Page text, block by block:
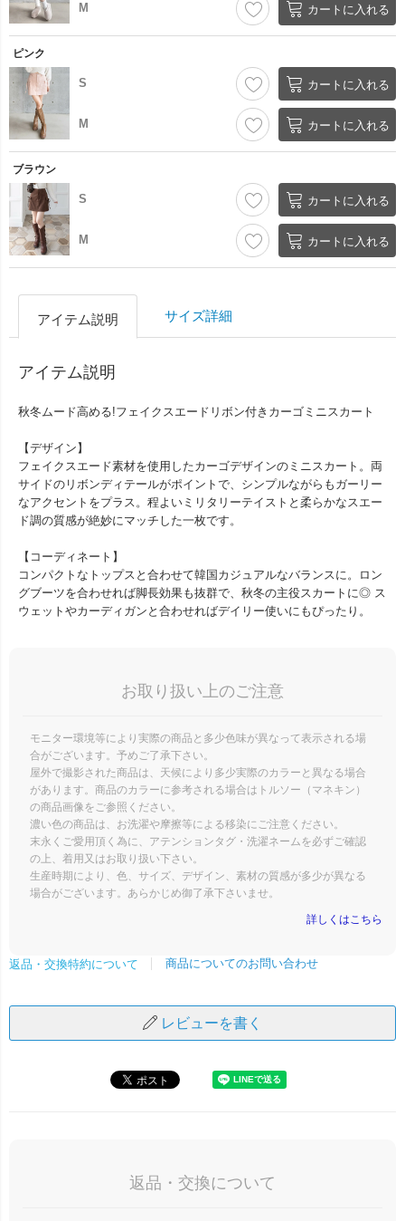
M カートに入れる
ピンク
S カートに入れる
M カートに入れる
ブラウン
S カートに入れる
M カートに入れる
アイテム説明 サイズ詳細
アイテム説明
秋冬ムード高める!フェイクスエードリボン付きカーゴミニスカート
【デザイン】
フェイクスエード素材を使用したカーゴデザインのミニスカート。両
サイドのリボンディテールがポイントで、シンプルながらもガーリー
なアクセントをプラス。程よいミリタリーテイストと柔らかなスエー
ド調の質感が絶妙にマッチした一枚です。
【コーディネート】
コンパクトなトップスと合わせて韓国カジュアルなバランスに。ロン
グブーツを合わせれば脚長効果も抜群で、秋冬の主役スカートに◎ ス
ウェットやカーディガンと合わせればデイリー使いにもぴったり。
お取り扱い上のご注意
モニター環境等により実際の商品と多少色味が異なって表示される場
合がございます。予めご了承下さい。
屋外で撮影された商品は、天候により多少実際のカラーと異なる場合
があります。商品のカラーに参考される場合はトルソー（マネキン）
の商品画像をご参照ください。
濃い色の商品は、お洗濯や摩擦等による移染にご注意ください。
末永くご愛用頂く為に、アテンションタグ・洗濯ネームを必ずご確認
の上、着用又はお取り扱い下さい。
生産時期により、色、サイズ、デザイン、素材の質感が多少が異なる
場合がございます。あらかじめ御了承下さいませ。
詳しくはこちら
返品・交換特約について 商品についてのお問い合わせ
レビューを書く
返品・交換について